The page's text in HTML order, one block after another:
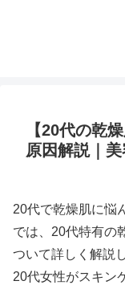
【20代の乾
原因解説｜
20代で乾燥肌に悩
では、20代特有の
ついて詳しく解説
20代女性がスキン